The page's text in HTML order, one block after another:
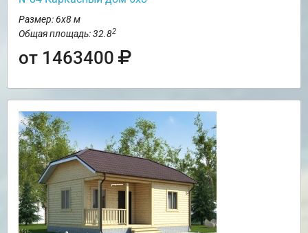
Размер: 6х8 м
Общая площадь: 32.82
от 1463400